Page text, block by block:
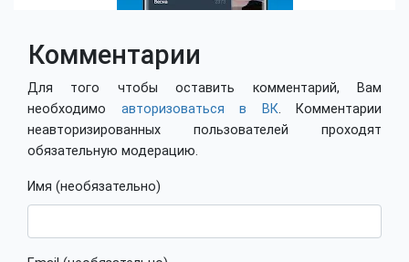
Комментарии
Для того чтобы оставить комментарий, Вам
необходимо авторизоваться в ВК. Комментарии
неавторизированных пользователей проходят
обязательную модерацию.
Имя (необязательно)